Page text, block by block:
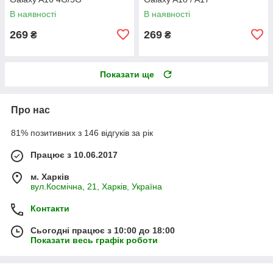
В наявності
269 ₴
В наявності
269 ₴
Показати ще
Про нас
81% позитивних з 146 відгуків за рік
Працює з 10.06.2017
м. Харків
вул.Космічна, 21, Харків, Україна
Контакти
Сьогодні працює з 10:00 до 18:00
Показати весь графік роботи